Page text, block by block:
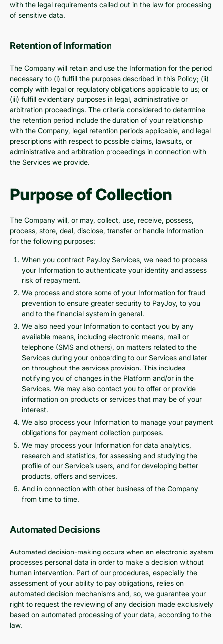
with the legal requirements called out in the law for processing
of sensitive data.
Retention of Information
The Company will retain and use the Information for the period
necessary to (i) fulfill the purposes described in this Policy; (ii)
comply with legal or regulatory obligations applicable to us; or
(iii) fulfill evidentiary purposes in legal, administrative or
arbitration proceedings. The criteria considered to determine
the retention period include the duration of your relationship
with the Company, legal retention periods applicable, and legal
prescriptions with respect to possible claims, lawsuits, or
administrative and arbitration proceedings in connection with
the Services we provide.
Purpose of Collection
The Company will, or may, collect, use, receive, possess,
process, store, deal, disclose, transfer or handle Information
for the following purposes:
When you contract PayJoy Services, we need to process
your Information to authenticate your identity and assess
risk of repayment.
We process and store some of your Information for fraud
prevention to ensure greater security to PayJoy, to you
and to the financial system in general.
We also need your Information to contact you by any
available means, including electronic means, mail or
telephone (SMS and others), on matters related to the
Services during your onboarding to our Services and later
on throughout the services provision. This includes
notifying you of changes in the Platform and/or in the
Services. We may also contact you to offer or provide
information on products or services that may be of your
interest.
We also process your Information to manage your payment
obligations for payment collection purposes.
We may process your Information for data analytics,
research and statistics, for assessing and studying the
profile of our Service’s users, and for developing better
products, offers and services.
And in connection with other business of the Company
from time to time.
Automated Decisions
Automated decision-making occurs when an electronic system
processes personal data in order to make a decision without
human intervention. Part of our procedures, especially the
assessment of your ability to pay obligations, relies on
automated decision mechanisms and, so, we guarantee your
right to request the reviewing of any decision made exclusively
based on automated processing of your data, according to the
law.